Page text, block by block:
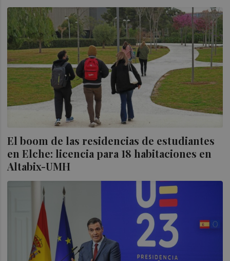
El boom de las residencias de estudiantes
en Elche: licencia para 18 habitaciones en
Altabix-UMH